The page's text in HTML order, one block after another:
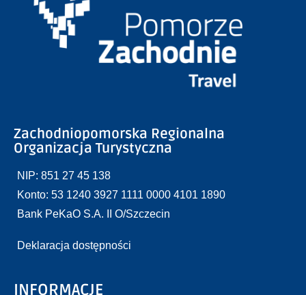
Zachodniopomorska Regionalna
Organizacja Turystyczna
NIP: 851 27 45 138
Konto: 53 1240 3927 1111 0000 4101 1890
Bank PeKaO S.A. II O/Szczecin
Deklaracja dostępności
INFORMACJE